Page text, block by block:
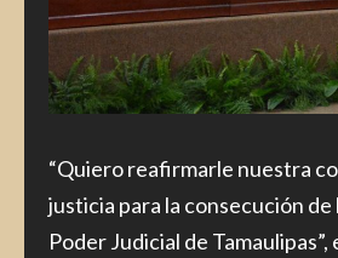
“Quiero reafirmarle nuestra
justicia para la consecución
Poder Judicial de Tamaulipas”,